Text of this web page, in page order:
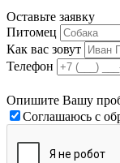
Оставьте заявку
Питомец
Как вас зовут
Телефон
Опишите Вашу
Соглашаюсь с